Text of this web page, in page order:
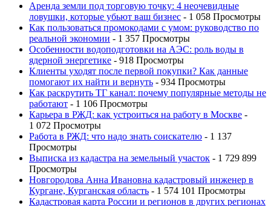
Аренда земли под торговую точку: 4 неочевидные
ловушки, которые убьют ваш бизнес - 1 058 Просмотры
Как пользоваться промокодами с умом: руководство по
реальной экономии - 1 357 Просмотры
Особенности водоподготовки на АЭС: роль воды в
ядерной энергетике - 918 Просмотры
Клиенты уходят после первой покупки? Как данные
помогают их найти и вернуть - 934 Просмотры
Как раскрутить ТГ канал: почему популярные методы не
работают - 1 106 Просмотры
Карьера в РЖД: как устроиться на работу в Москве -
1 072 Просмотры
Работа в РЖД: что надо знать соискателю - 1 137
Просмотры
Выписка из кадастра на земельный участок - 1 729 899
Просмотры
Новгородова Анна Ивановна кадастровый инженер в
Кургане, Курганская область - 1 574 101 Просмотры
Кадастровая карта России и регионов в других регионах